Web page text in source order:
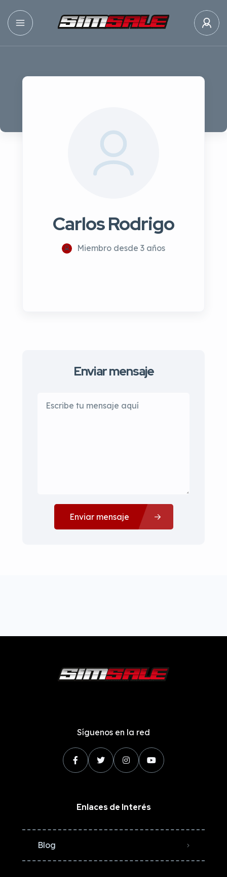
Carlos Rodrigo
Miembro desde 3 años
Enviar mensaje
Enviar mensaje
Síguenos en la red
Enlaces de Interés
Blog